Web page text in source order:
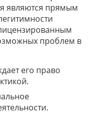
являются прямым
проблем в
его право